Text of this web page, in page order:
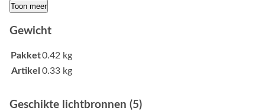
Toon meer
Gewicht
Pakket0.42 kg
Artikel 0.33 kg
Geschikte lichtbronnen (5)